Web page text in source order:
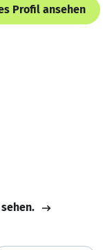
Profil ansehen